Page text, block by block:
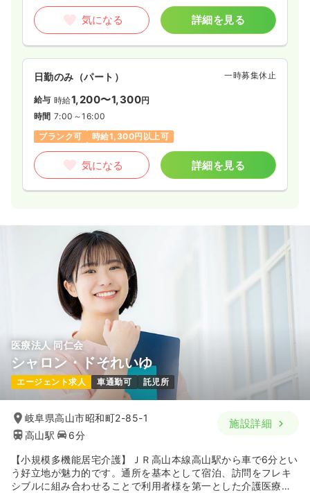
気になる 詳細を見る
日勤のみ（パート） 一時募集休止
給与 時給1,200〜1,300円
時間 7:00～16:00
ブランク可
時給1,300円以上可
気になる 詳細を見る
医療法人 同仁会
シャロン・ドそれいゆ
エージェント求人 車通勤可 託児所
岐阜県高山市昭和町2-85-1
高山駅
6分
施設詳細
【小規模多機能居宅介護】ＪＲ高山本線高山駅から車で6分とい
う好立地が魅力的です。通所を基本として宿泊、訪問をフレキ
シブルに組み合わせることで利用者様を第一とした介護医療を